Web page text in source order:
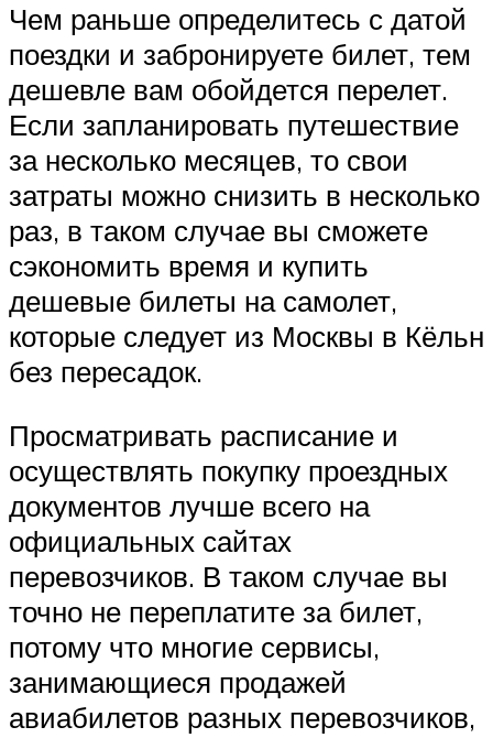
Чем раньше определитесь с датой
поездки и забронируете билет, тем
дешевле вам обойдется перелет.
Если запланировать путешествие
за несколько месяцев, то свои
затраты можно снизить в несколько
раз, в таком случае вы сможете
сэкономить время и купить
дешевые билеты на самолет,
которые следует из Москвы в Кёльн
без пересадок.
Просматривать расписание и
осуществлять покупку проездных
документов лучше всего на
официальных сайтах
перевозчиков. В таком случае вы
точно не переплатите за билет,
потому что многие сервисы,
занимающиеся продажей
авиабилетов разных перевозчиков,